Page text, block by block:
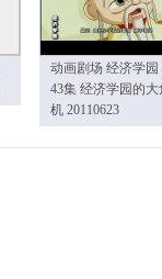
动画剧场 经济学园
43集 经济学园的大
机 20110623